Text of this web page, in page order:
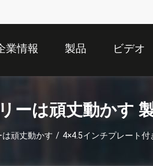
業情報 製品 ビデオ
ーは頑丈動かす
は頑丈動かす / 4×4.5インチプレート付